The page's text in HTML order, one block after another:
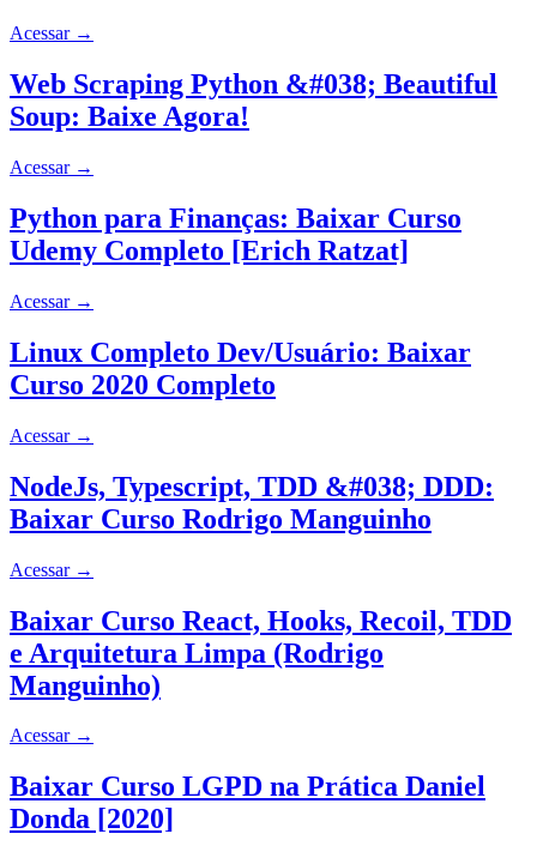
Acessar →
Web Scraping Python &#038; Beautiful
Soup: Baixe Agora!
Acessar →
Python para Finanças: Baixar Curso
Udemy Completo [Erich Ratzat]
Acessar →
Linux Completo Dev/Usuário: Baixar
Curso 2020 Completo
Acessar →
NodeJs, Typescript, TDD &#038; DDD:
Baixar Curso Rodrigo Manguinho
Acessar →
Baixar Curso React, Hooks, Recoil, TDD
e Arquitetura Limpa (Rodrigo
Manguinho)
Acessar →
Baixar Curso LGPD na Prática Daniel
Donda [2020]